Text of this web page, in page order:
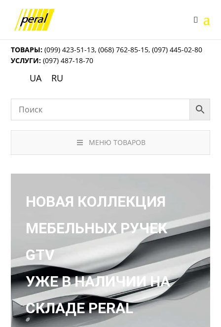
ТОВАРЫ: (099) 423-51-13,(068) 762-85-15,(097) 445-02-80
УСЛУГИ: (097) 487-18-70
UA RU
МЕНЮ ТОВАРОВ
НОВАЯ КОЛЛЕКЦИЯ
МЕБЕЛЬНЫХ РУЧЕК
GTV
УЖЕ В НАЛИЧИИ НА
СКЛАДЕ PERAL